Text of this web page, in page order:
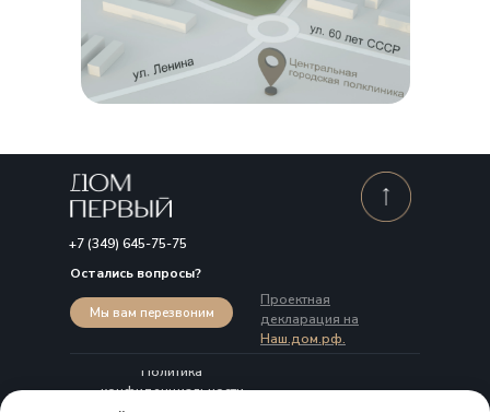
+7 (349) 645-75-75
Политика
конфиденциальности
Проектная
декларация на
Наш.дом.рф.
Остались вопросы?
Мы вам перезвоним